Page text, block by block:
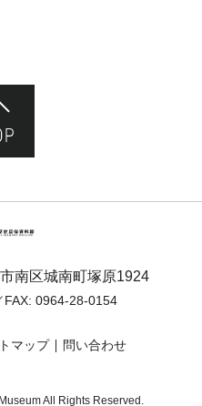
南区城南町塚原1924
FAX: 0964-28-0154
マップ 問い合わせ
All Rights Reserved.